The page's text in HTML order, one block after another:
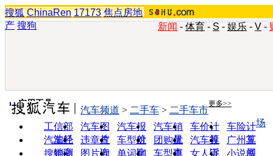
搜狐 ChinaRen 17173 焦点房地
产 搜狗 新闻 - 体育 - S - 娱乐 - V -
实用工具 更多>>
工信部
油耗
汽车图
片
汽车报
价
汽车销
量
车价计
算
车险计
算
汽车经
销商
违章查
询
车型对
比
团购优
惠
汽车投
诉
广州车
展
搜狗浏
图片欣
单词翻
车型查
女人宝
小说阅
汽车频道 > 二手车 > 二手车市
场